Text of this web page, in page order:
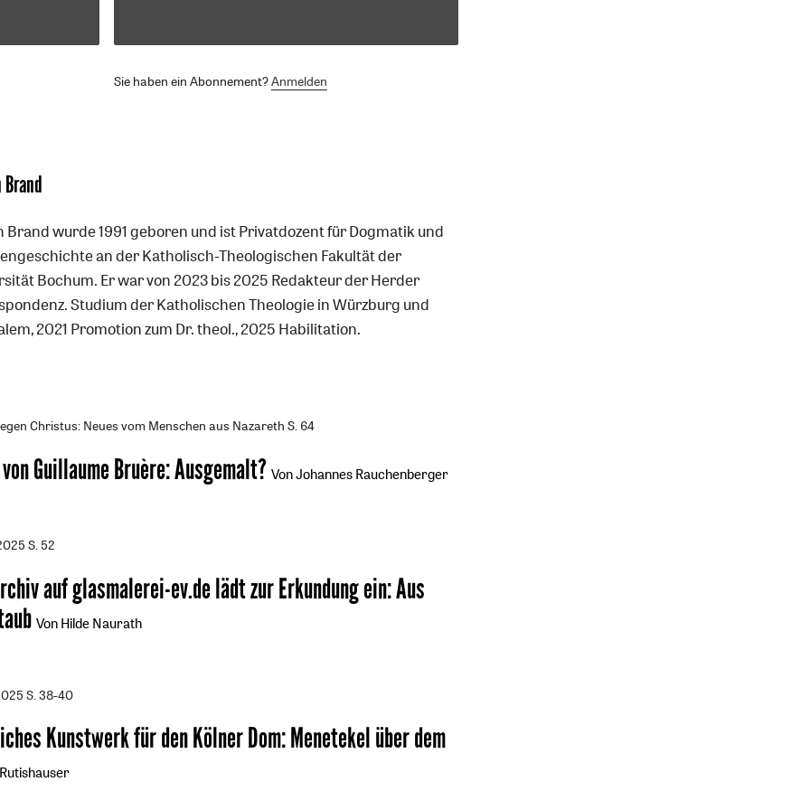
Sie haben ein Abonnement?Anmelden
Brand wurde 1991 geboren und ist Privatdozent für Dogmatik und
an der Katholisch-Theologischen Fakultät der
Bochum. Er war von 2023 bis 2025 Redakteur der Herder
Studium der Katholischen Theologie in Würzburg und
2021 Promotion zum Dr. theol., 2025 Habilitation.
Christus: Neues vom Menschen aus Nazareth S. 64
Guillaume Bruère:Ausgemalt? Von Johannes Rauchenberger
S. 52
auf glasmalerei-ev.de lädt zur Erkundung ein:Aus
Von Hilde Naurath
S. 38-40
Kunstwerk für den Kölner Dom:Menetekel über dem